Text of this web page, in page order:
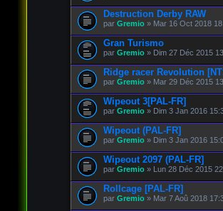
Destruction Derby RAW
par Gremio» Mar 16 Oct 2018
Gran Turismo
par Gremio» Dim 27 Déc 2015
Ridge racer Revolution
par Gremio» Mar 29 Déc 2015
Wipeout 3[PAL-FR]
par Gremio» Dim 3 Jan 2016
Wipeout (PAL-FR]
par Gremio» Dim 3 Jan 2016
Wipeout 2097 (PAL-FR]
par Gremio» Lun 28 Déc 2015
Rollcage [PAL-FR]
par Gremio» Mar 7 Aoû 2018